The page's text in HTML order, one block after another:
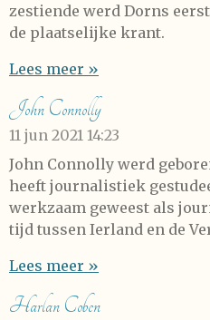
zestiende werd Dorns
de plaatselijke krant.
Lees meer »
John Connolly
11 jun 2021 14:23
John Connolly werd
heeft journalistiek
werkzaam geweest als
tijd tussen Ierland en de
Lees meer »
Harlan Coben